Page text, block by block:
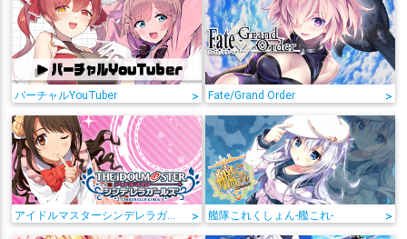
バーチャルYouTuber > Fate/Grand Order >
アイドルマスターシンデレラガールズ > 艦隊これくしょん-艦これ- >